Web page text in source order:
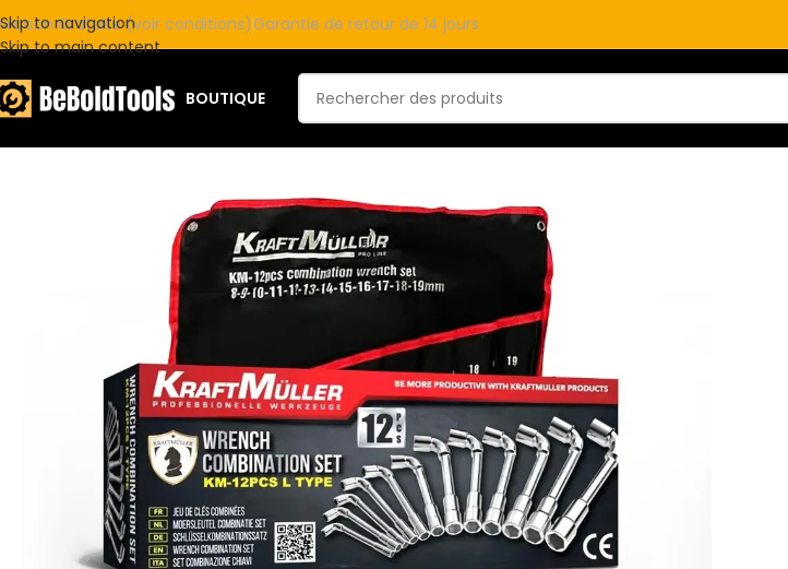
Skip to navigation
Skip to main content
Gratuite (voir conditions)Garantie de retour de 14 jours
BOUTIQUE